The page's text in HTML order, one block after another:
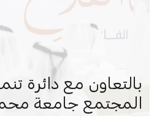
بالتعاون مع دائرة
المجتمع جامعة